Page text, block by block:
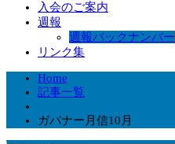
入会のご案内
週報
週報バックナンバー
リンク集
Home
記事一覧
ガバナー月信10月